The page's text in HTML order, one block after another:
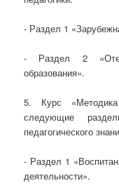
- Раздел 1
- Раздел 2
образования».
5. Курс «Методика
следующие
педагогического
- Раздел 1
деятельности».